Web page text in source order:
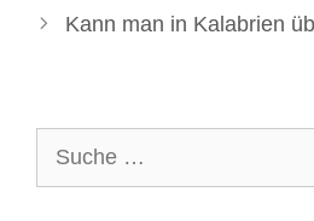
Kann man in Kalabrien